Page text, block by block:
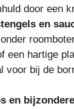
door een
en
een hartige
voor bij de
en